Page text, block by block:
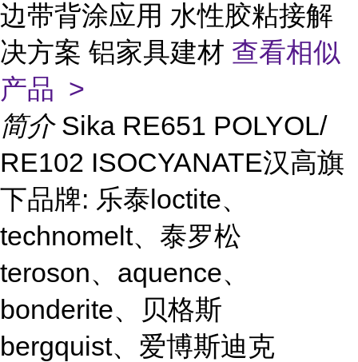
边带背涂应用 水性胶粘接解
决方案 铝家具建材 查看相似
产品 >
简介 Sika RE651 POLYOL/
RE102 ISOCYANATE汉高旗
下品牌: 乐泰loctite、
technomelt、泰罗松
teroson、aquence、
bonderite、贝格斯
bergquist、爱博斯迪克